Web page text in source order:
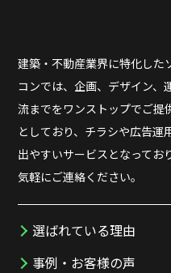
建築・不動産業界に特化した
コンでは、企画、デザイン、
流までをワンストップでご提
としており、チラシや広告
出やすいサービスとなってお
気軽にご連絡ください。
選ばれている理由
事例・お客様の声